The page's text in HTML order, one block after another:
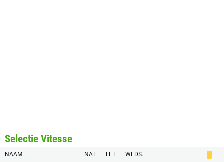
Selectie Vitesse
NAAM NAT. LFT. WEDS.